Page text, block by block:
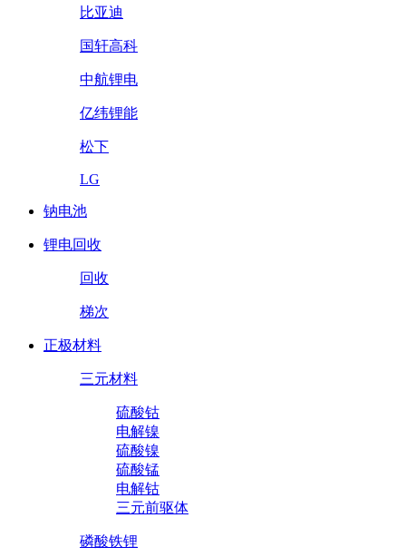
比亚迪
国轩高科
中航锂电
亿纬锂能
松下
LG
钠电池
锂电回收
回收
梯次
正极材料
三元材料
硫酸钴
电解镍
硫酸镍
硫酸锰
电解钴
三元前驱体
磷酸铁锂